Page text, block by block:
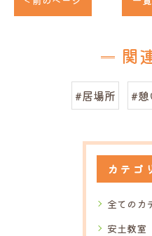
関
#居場所 #
カテゴ
全てのカ
安土教室